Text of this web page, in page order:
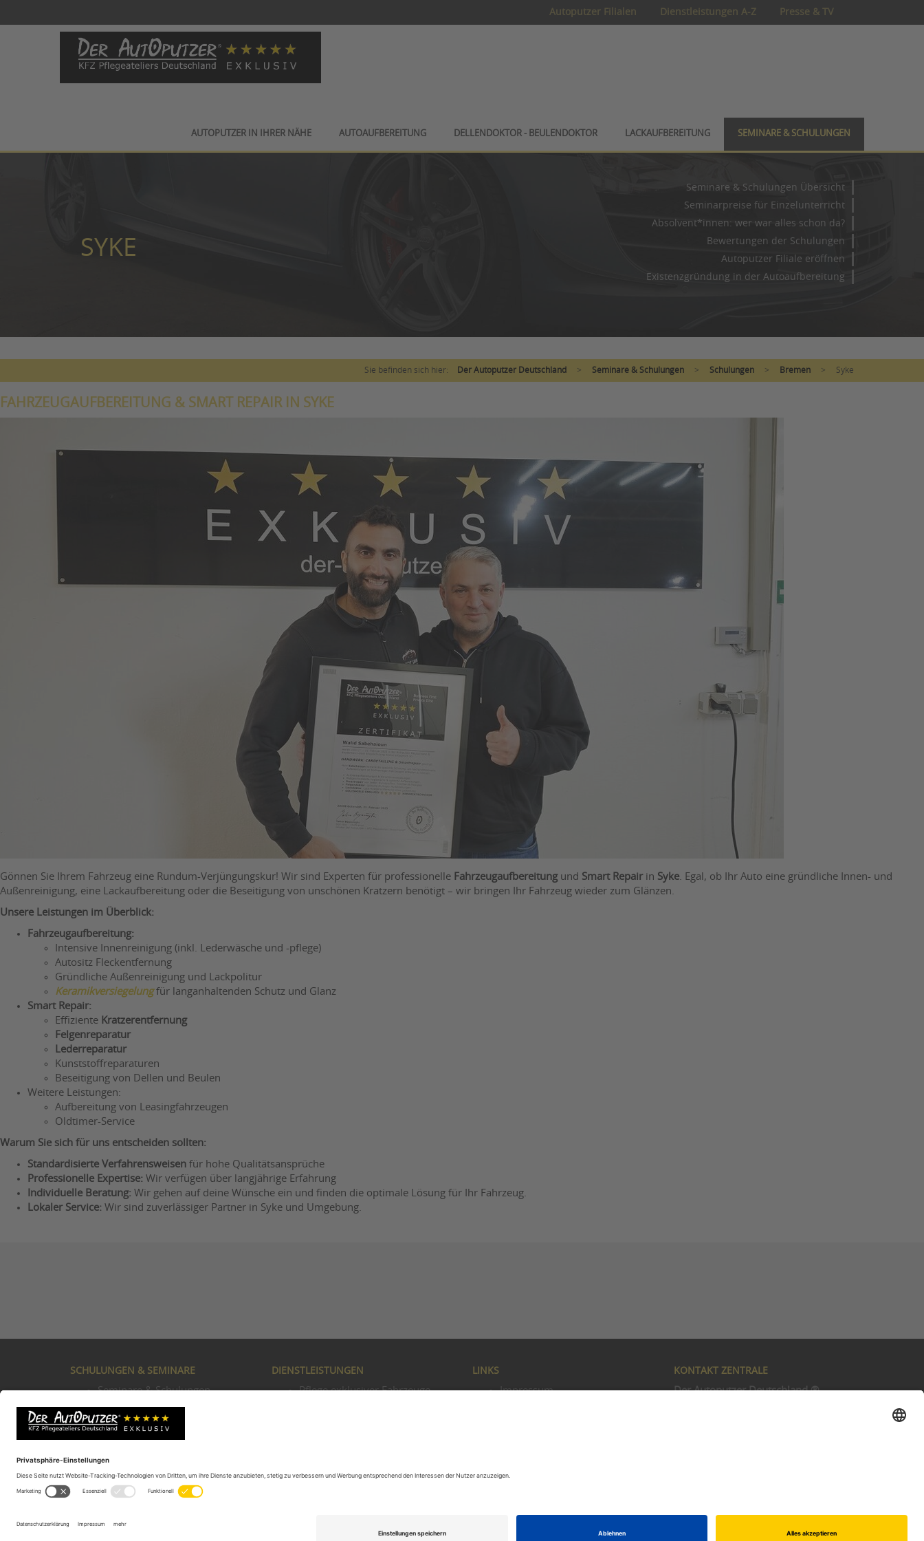
Autoputzer Filialen Dienstleistungen A-Z Presse & TV
AUTOPUTZER IN IHRER NÄHE AUTOAUFBEREITUNG DELLENDOKTOR - BEULENDOKTOR LACKAUFBEREITUNG SEMINARE & SCHULUNGEN
SYKE
Seminare & Schulungen Übersicht
Seminarpreise für Einzelunterricht
Absolvent*innen: wer war alles schon da?
Bewertungen der Schulungen
Autoputzer Filiale eröffnen
Existenzgründung in der Autoaufbereitung
Sie befinden sich hier: Der Autoputzer Deutschland > Seminare & Schulungen > Schulungen > Bremen > Syke
FAHRZEUGAUFBEREITUNG & SMART REPAIR IN SYKE
Gönnen Sie Ihrem Fahrzeug eine Rundum-Verjüngungskur! Wir sind Experten für professionelle Fahrzeugaufbereitungund Smart Repairin Syke . Egal, ob Ihr Auto eine gründliche Innen- und
Außenreinigung, eine Lackaufbereitung oder die Beseitigung von unschönen Kratzern benötigt – wir bringen Ihr Fahrzeug wieder zum Glänzen.
Unsere Leistungen im Überblick:
Fahrzeugaufbereitung:
Intensive Innenreinigung (inkl. Lederwäsche und -pflege)
Autositz Fleckentfernung
Gründliche Außenreinigung und Lackpolitur
Keramikversiegelungfür langanhaltenden Schutz und Glanz
Smart Repair:
Effiziente Kratzerentfernung
Felgenreparatur
Lederreparatur
Kunststoffreparaturen
Beseitigung von Dellen und Beulen
Weitere Leistungen:
Aufbereitung von Leasingfahrzeugen
Oldtimer-Service
Warum Sie sich für uns entscheiden sollten:
Standardisierte Verfahrensweisen für hohe Qualitätsansprüche
Professionelle Expertise: Wir verfügen über langjährige Erfahrung
Individuelle Beratung: Wir gehen auf deine Wünsche ein und finden die optimale Lösung für Ihr Fahrzeug.
Lokaler Service: Wir sind zuverlässiger Partner in Syke und Umgebung.
SCHULUNGEN & SEMINARE
Seminare & Schulungen
Seminarpreise
Bewertungen der Schulungen
Autoputzer Filiale eröffnen
Autoaufbereitung
Fernsehberichte über Kurse
DIENSTLEISTUNGEN
Pflege exklusiver Fahrzeuge
Smart Repair Lack
LINKS
Impressum
Autoaufbereitung
KONTAKT ZENTRALE
Der Autoputzer Deutschland ®